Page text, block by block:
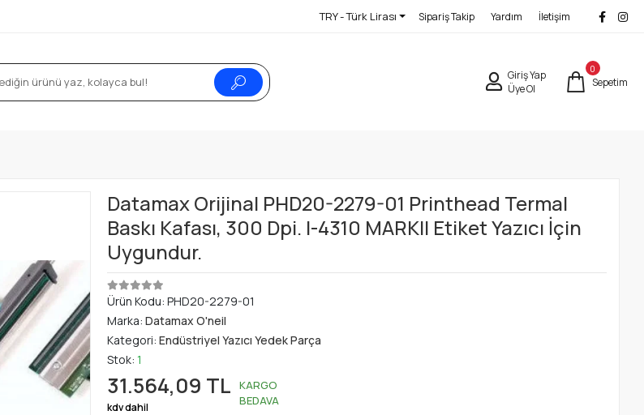
TRY - Türk Lirası Sipariş Takip Yardım İletişim
Giriş Yap
Üye Ol
0
Sepetim
Datamax Orijinal PHD20-2279-01 Printhead Termal
Baskı Kafası, 300 Dpi. I-4310 MARKII Etiket Yazıcı İçin
Uygundur.
Ürün Kodu: PHD20-2279-01
Marka: Datamax O'neil
Kategori: Endüstriyel Yazıcı Yedek Parça
Stok: 1
31.564,09 TL
kdv dahil
KARGO
BEDAVA